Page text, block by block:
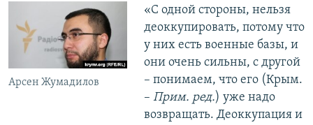
Арсен Жумадилов
«С одной стороны, нельзя
деоккупировать, потому что
у них есть военные базы, и
они очень сильны, с другой
– понимаем, что его (Крым.
– Прим. ред.) уже надо
возвращать. Деоккупация и